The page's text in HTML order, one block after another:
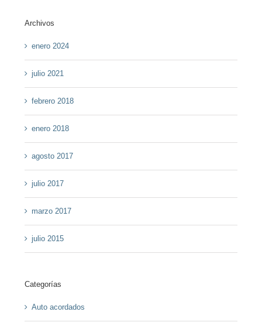
Archivos
enero 2024
julio 2021
febrero 2018
enero 2018
agosto 2017
julio 2017
marzo 2017
julio 2015
Categorías
Auto acordados